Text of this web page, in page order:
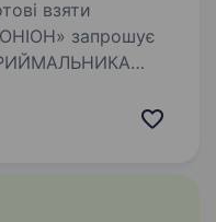
взяти
міс. на карту